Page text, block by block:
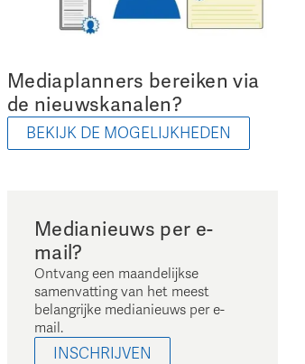
Mediaplanners bereiken via
de nieuwskanalen?
BEKIJK DE MOGELIJKHEDEN
Medianieuws per e-
mail?
Ontvang een maandelijkse
samenvatting van het meest
belangrijke medianieuws per e-
mail.
INSCHRIJVEN